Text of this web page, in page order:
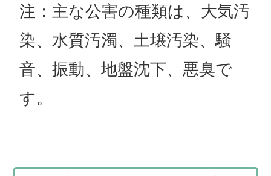
注：主な公害の種類は、大気汚
染、水質汚濁、土壌汚染、騒
音、振動、地盤沈下、悪臭で
す。